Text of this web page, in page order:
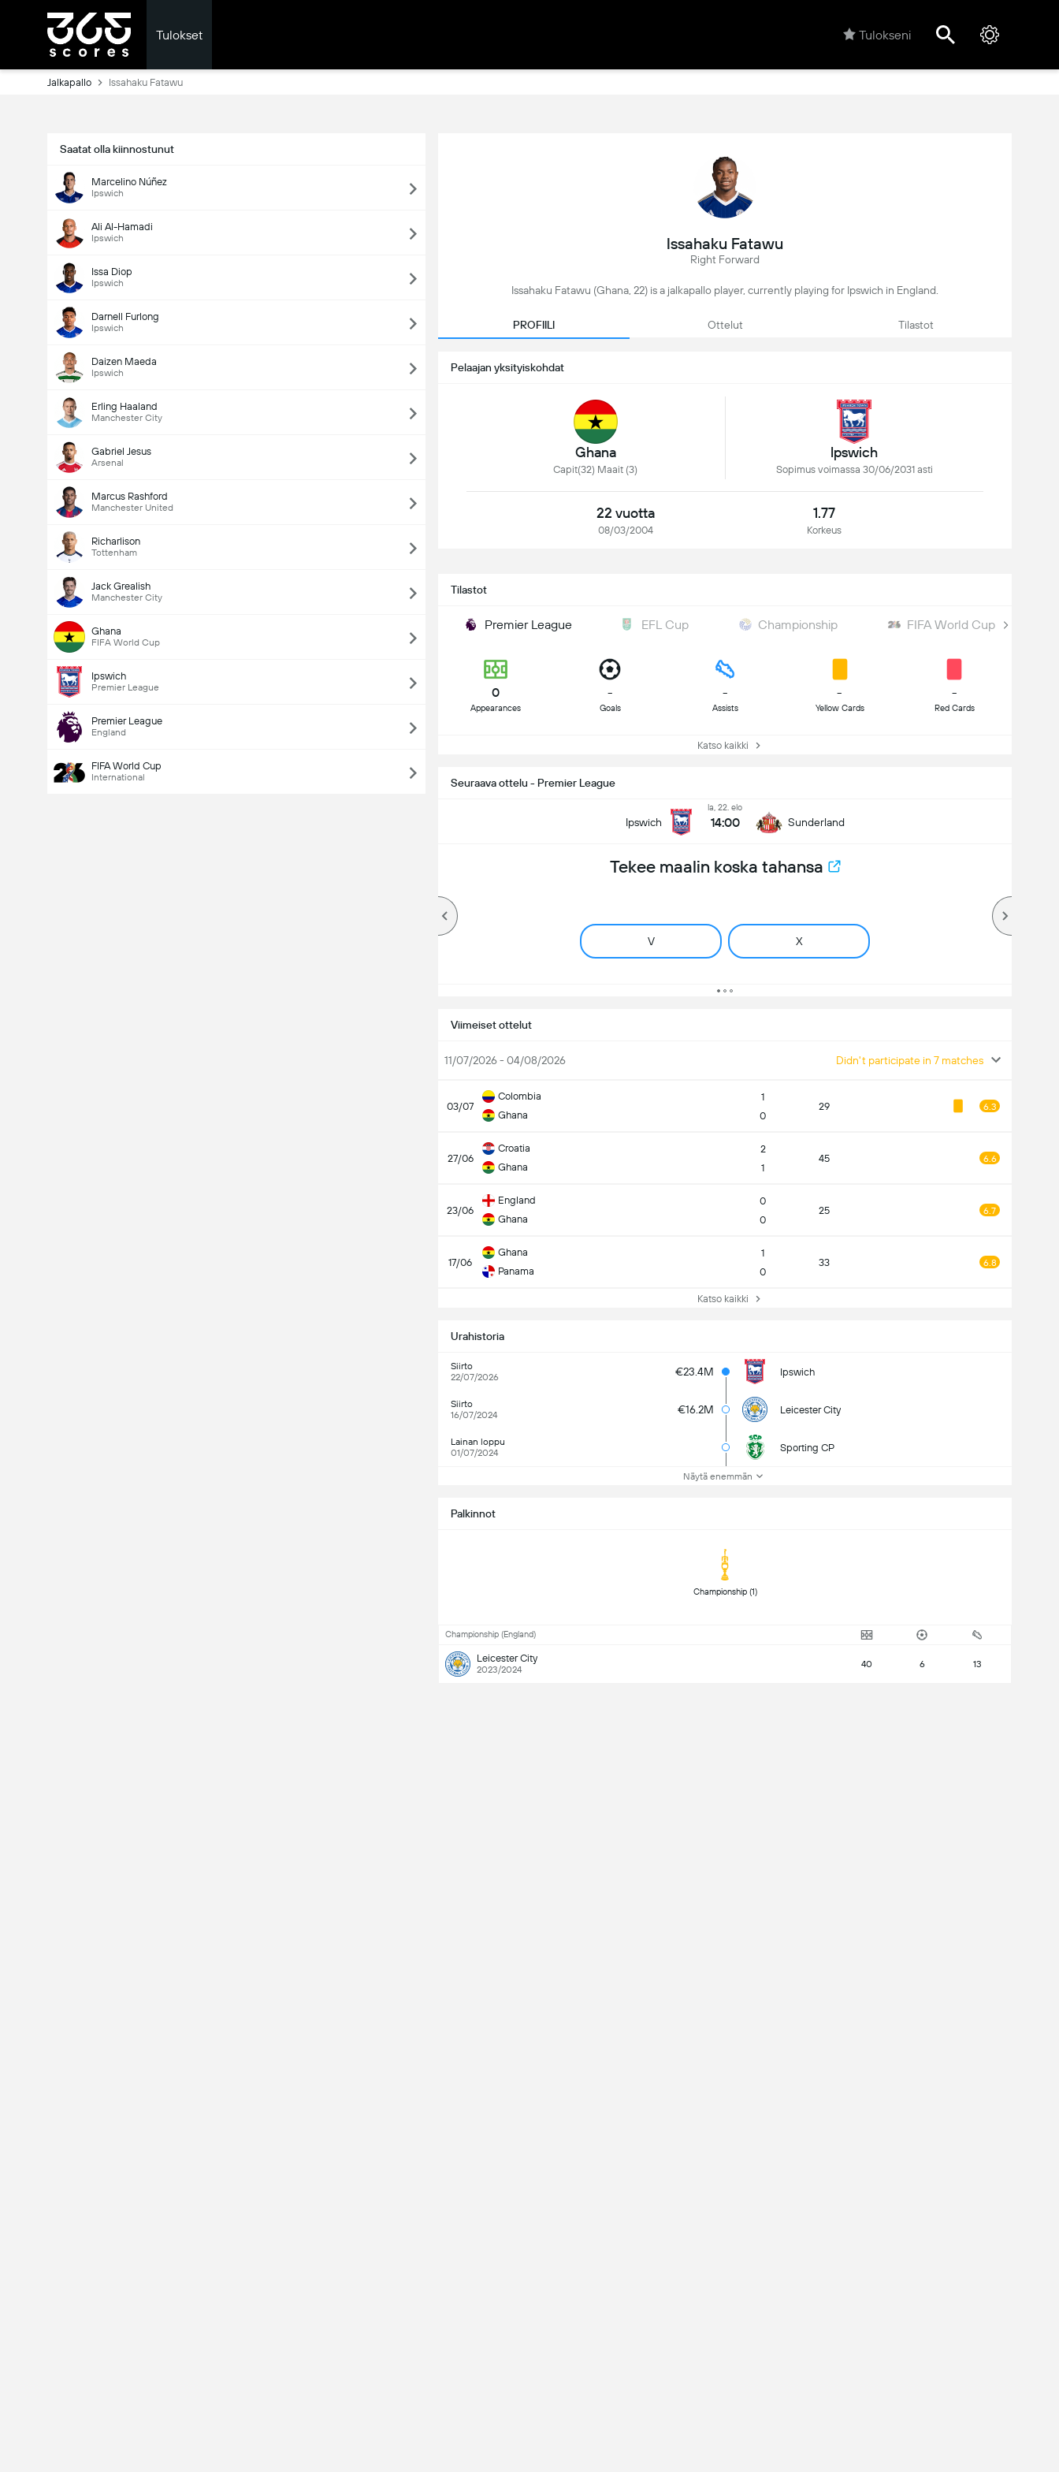
Tulokset Tulokseni
Jalkapallo Issahaku Fatawu
Saatat olla kiinnostunut
Marcelino Núñez
Ipswich
Ali Al-Hamadi
Ipswich
Issa Diop
Ipswich
Darnell Furlong
Ipswich
Daizen Maeda
Ipswich
Erling Haaland
Manchester City
Gabriel Jesus
Arsenal
Marcus Rashford
Manchester United
Richarlison
Tottenham
Jack Grealish
Manchester City
Ghana
FIFA World Cup
Ipswich
Premier League
Premier League
England
FIFA World Cup
International
Issahaku Fatawu
Right Forward
Issahaku Fatawu (Ghana, 22) is a jalkapallo player, currently playing for Ipswich in England.
PROFIILI Ottelut Tilastot
Pelaajan yksityiskohdat
Ghana
Capit(32) Maait (3)
Ipswich
Sopimus voimassa 30/06/2031 asti
22 vuotta
08/03/2004
1.77
Korkeus
Tilastot
Premier League EFL Cup Championship FIFA World Cup
0
Appearances
-
Goals
-
Assists
-
Yellow Cards
-
Red Cards
Katso kaikki
Seuraava ottelu - Premier League
Ipswich
la, 22. elo
14:00 Sunderland
Tekee maalin koska tahansa
V X
Viimeiset ottelut
11/07/2026 - 04/08/2026 Didn't participate in 7 matches
03/07
Colombia
Ghana
1
0
29 6.3
27/06
Croatia
Ghana
2
1
45 6.6
23/06
England
Ghana
0
0
25 6.7
17/06
Ghana
Panama
1
0
33 6.8
Katso kaikki
Urahistoria
Siirto
22/07/2026
€23.4M Ipswich
Siirto
16/07/2024
€16.2M Leicester City
Lainan loppu
01/07/2024
Sporting CP
Näytä enemmän
Palkinnot
Championship (1)
Championship (England)
Leicester City
2023/2024 40 6 13